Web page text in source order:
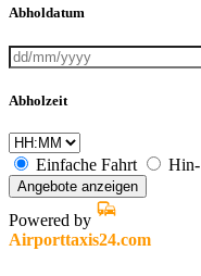
Abholdatum
Abholzeit
Einfache Fahrt
Angebote anzeigen
Powered by
Airporttaxis24.com